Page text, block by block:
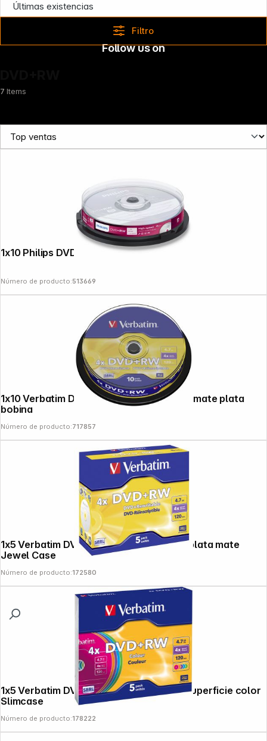
Últimas existencias
Filtro
7 Items
1x10 Philips DVD+RW 4,7GB 4x SP
Número de producto:513669
1x10 Verbatim DVD+RW 4,7GB 4x Speed, mate plata
bobina
Número de producto:717857
1x5 Verbatim DVD+RW 4,7GB 4x Speed, plata mate
Jewel Case
Número de producto:172580
1x5 Verbatim DVD+RW 4,7GB 4x Speed superficie color
Slimcase
Número de producto:178222
Follow us on